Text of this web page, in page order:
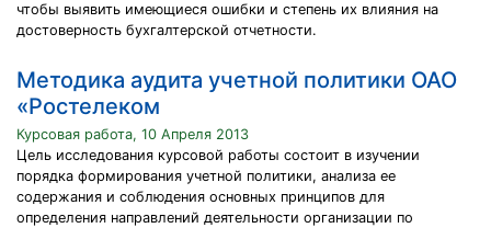
чтобы выявить имеющиеся ошибки и степень их влияния на
достоверность бухгалтерской отчетности.
Методика аудита учетной политики ОАО
«Ростелеком
Курсовая работа, 10 Апреля 2013
Цель исследования курсовой работы состоит в изучении
порядка формирования учетной политики, анализа ее
содержания и соблюдения основных принципов для
определения направлений деятельности организации по